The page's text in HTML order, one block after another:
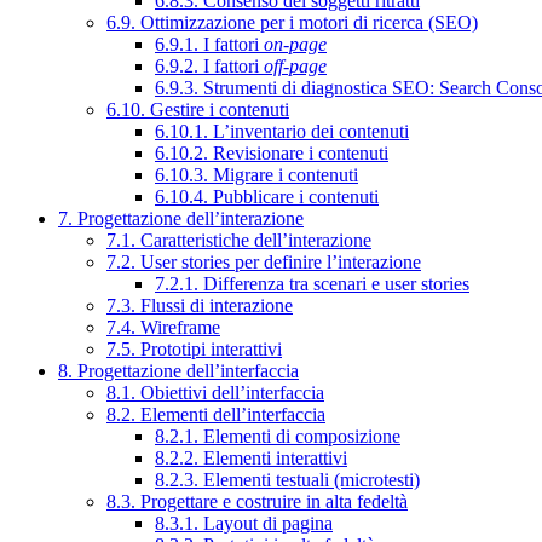
6.9. Ottimizzazione per i motori di ricerca (SEO)
6.9.1. I fattori on-page
6.9.2. I fattori off-page
6.9.3. Strumenti di diagnostica SEO: Search
6.10. Gestire i contenuti
6.10.1. L’inventario dei contenuti
6.10.2. Revisionare i contenuti
6.10.3. Migrare i contenuti
6.10.4. Pubblicare i contenuti
7. Progettazione dell’interazione
7.1. Caratteristiche dell’interazione
7.2. User stories per definire l’interazione
7.2.1. Differenza tra scenari e user stories
7.3. Flussi di interazione
7.4. Wireframe
7.5. Prototipi interattivi
8. Progettazione dell’interfaccia
8.1. Obiettivi dell’interfaccia
8.2. Elementi dell’interfaccia
8.2.1. Elementi di composizione
8.2.2. Elementi interattivi
8.2.3. Elementi testuali (microtesti)
8.3. Progettare e costruire in alta fedeltà
8.3.1. Layout di pagina